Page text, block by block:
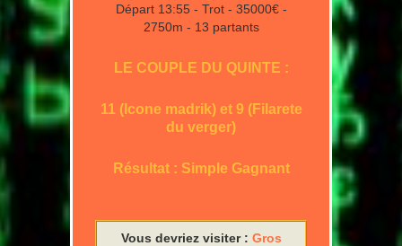
Départ 13:55 - Trot - 35000€ -
2750m - 13 partants
LE COUPLE DU QUINTE :
11 (Icone madrik) et 9 (Filarete
du verger)
Résultat : Simple Gagnant
Vous devriez visiter : Gros